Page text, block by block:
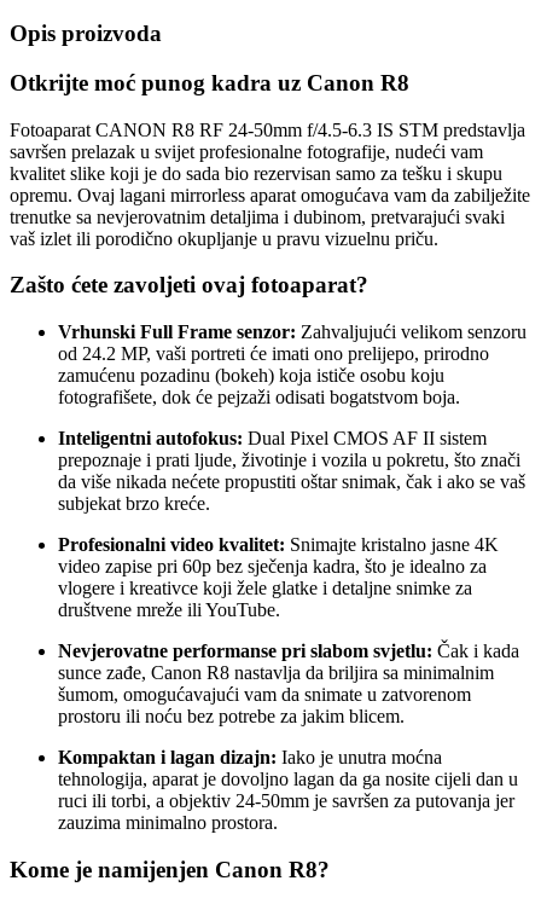
Opis proizvoda
Otkrijte moć punog kadra uz Canon R8
Fotoaparat CANON R8 RF 24-50mm f/4.5-6.3 IS STM predstavlja
savršen prelazak u svijet profesionalne fotografije, nudeći vam
kvalitet slike koji je do sada bio rezervisan samo za tešku i skupu
opremu. Ovaj lagani mirrorless aparat omogućava vam da zabilježite
trenutke sa nevjerovatnim detaljima i dubinom, pretvarajući svaki
vaš izlet ili porodično okupljanje u pravu vizuelnu priču.
Zašto ćete zavoljeti ovaj fotoaparat?
Vrhunski Full Frame senzor: Zahvaljujući velikom senzoru
od 24.2 MP, vaši portreti će imati ono prelijepo, prirodno
zamućenu pozadinu (bokeh) koja ističe osobu koju
fotografišete, dok će pejzaži odisati bogatstvom boja.
Inteligentni autofokus: Dual Pixel CMOS AF II sistem
prepoznaje i prati ljude, životinje i vozila u pokretu, što znači
da više nikada nećete propustiti oštar snimak, čak i ako se vaš
subjekat brzo kreće.
Profesionalni video kvalitet: Snimajte kristalno jasne 4K
video zapise pri 60p bez sječenja kadra, što je idealno za
vlogere i kreativce koji žele glatke i detaljne snimke za
društvene mreže ili YouTube.
Nevjerovatne performanse pri slabom svjetlu: Čak i kada
sunce zađe, Canon R8 nastavlja da briljira sa minimalnim
šumom, omogućavajući vam da snimate u zatvorenom
prostoru ili noću bez potrebe za jakim blicem.
Kompaktan i lagan dizajn: Iako je unutra moćna
tehnologija, aparat je dovoljno lagan da ga nosite cijeli dan u
ruci ili torbi, a objektiv 24-50mm je savršen za putovanja jer
zauzima minimalno prostora.
Kome je namijenjen Canon R8?